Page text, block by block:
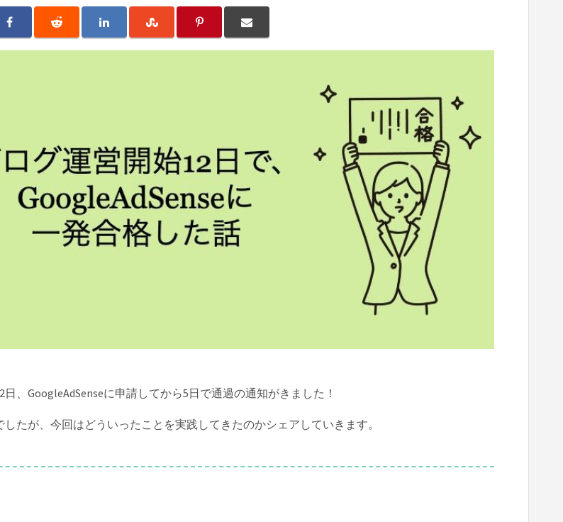
、GoogleAdSenseに申請してから5日で通過の通知がきました！
たが、今回はどういったことを実践してきたのかシェアしていきます。